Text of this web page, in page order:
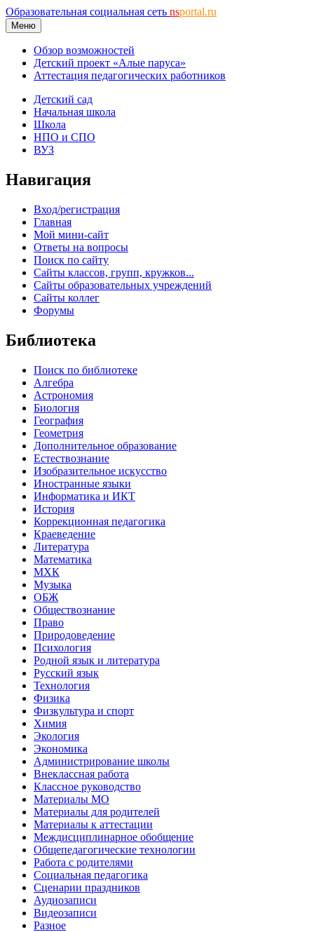
Образовательная социальная сеть nsportal.ru
Меню
Обзор возможностей
Детский проект «Алые паруса»
Аттестация педагогических работников
Детский сад
Начальная школа
Школа
НПО и СПО
ВУЗ
Навигация
Вход/регистрация
Главная
Мой мини-сайт
Ответы на вопросы
Поиск по сайту
Сайты классов, групп, кружков...
Сайты образовательных учреждений
Сайты коллег
Форумы
Библиотека
Поиск по библиотеке
Алгебра
Астрономия
Биология
География
Геометрия
Дополнительное образование
Естествознание
Изобразительное искусство
Иностранные языки
Информатика и ИКТ
История
Коррекционная педагогика
Краеведение
Литература
Математика
МХК
Музыка
ОБЖ
Обществознание
Право
Природоведение
Психология
Родной язык и литература
Русский язык
Технология
Физика
Физкультура и спорт
Химия
Экология
Экономика
Администрирование школы
Внеклассная работа
Классное руководство
Материалы МО
Материалы для родителей
Материалы к аттестации
Междисциплинарное обобщение
Общепедагогические технологии
Работа с родителями
Социальная педагогика
Сценарии праздников
Аудиозаписи
Видеозаписи
Разное